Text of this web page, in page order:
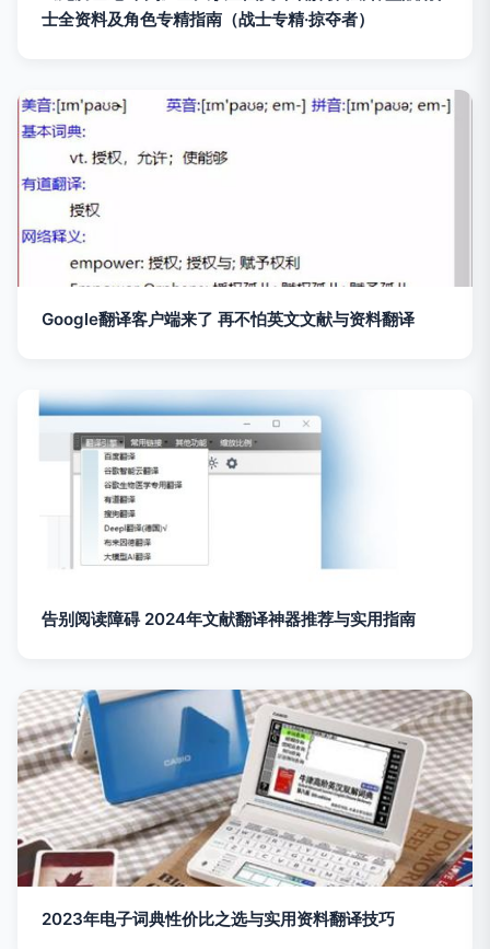
士全资料及角色专精指南（战士专精·掠夺者）
Google翻译客户端来了 再不怕英文文献与资料翻译
告别阅读障碍 2024年文献翻译神器推荐与实用指南
2023年电子词典性价比之选与实用资料翻译技巧